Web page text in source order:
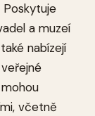
a muzeí
nabízejí
včetně